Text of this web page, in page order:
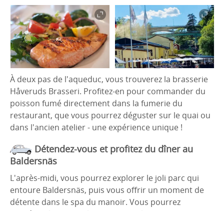
À deux pas de l'aqueduc, vous trouverez la brasserie
Håveruds Brasseri. Profitez-en pour commander du
poisson fumé directement dans la fumerie du
restaurant, que vous pourrez déguster sur le quai ou
dans l'ancien atelier - une expérience unique !
Détendez-vous et profitez du dîner au
Baldersnäs
L'après-midi, vous pourrez explorer le joli parc qui
entoure Baldersnäs, puis vous offrir un moment de
détente dans le spa du manoir. Vous pourrez